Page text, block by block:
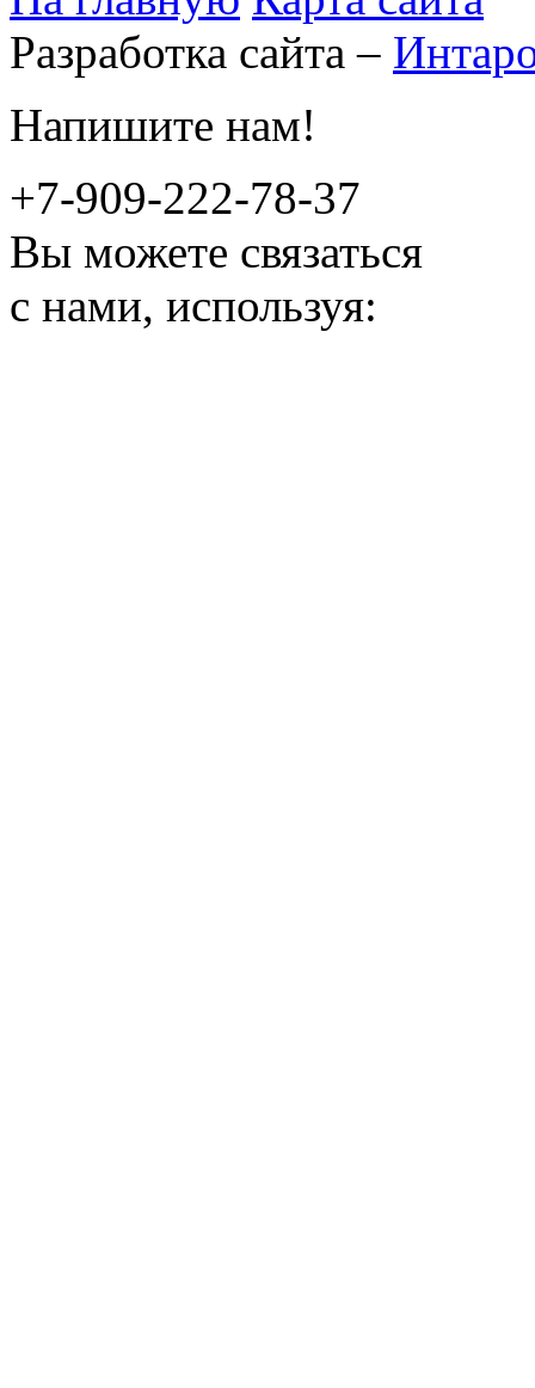
Разработка сайта –
Напишите нам!
+7-909-222-78-37
Вы можете связаться
с нами, используя: